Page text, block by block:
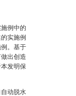
例中的
实施例
。基于
出创造
发明保
动脱水